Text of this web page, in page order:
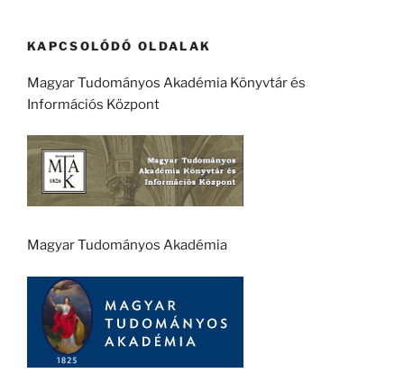
KAPCSOLÓDÓ OLDALAK
Magyar Tudományos Akadémia Könyvtár és
Információs Központ
Magyar Tudományos Akadémia